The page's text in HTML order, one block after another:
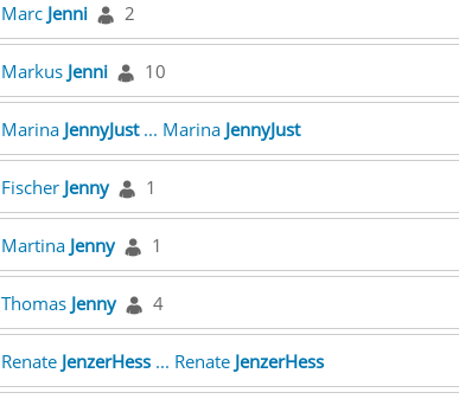
Marc Jenni 2
Markus Jenni 10
Marina JennyJust... Marina JennyJust
Fischer Jenny 1
Martina Jenny 1
Thomas Jenny 4
Renate JenzerHess... Renate JenzerHess